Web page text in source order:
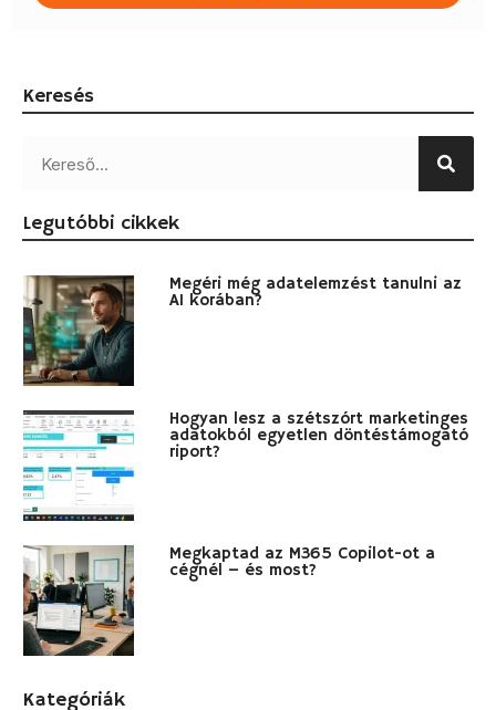
Keresés
Legutóbbi cikkek
Megéri még adatelemzést tanulni az
AI korában?
Hogyan lesz a szétszórt marketinges
adatokból egyetlen döntéstámogató
riport?
Megkaptad az M365 Copilot-ot a
cégnél – és most?
Kategóriák